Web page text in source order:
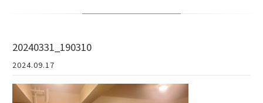
20240331_190310
2024.09.17